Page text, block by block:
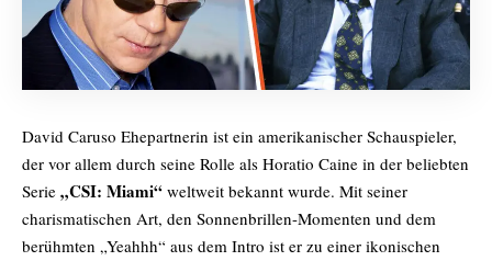
David Caruso Ehepartnerin ist ein amerikanischer Schauspieler,
der vor allem durch seine Rolle als Horatio Caine in der beliebten
Serie „CSI: Miami“ weltweit bekannt wurde. Mit seiner
charismatischen Art, den Sonnenbrillen-Momenten und dem
berühmten „Yeahhh“ aus dem Intro ist er zu einer ikonischen